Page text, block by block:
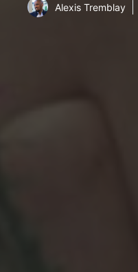
Alexis Tremblay